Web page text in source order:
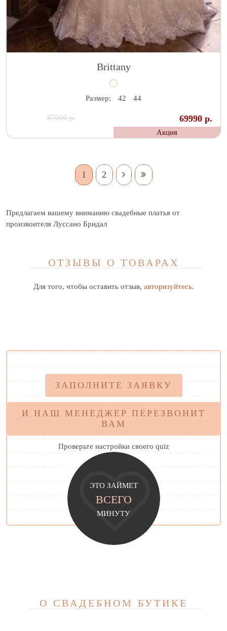
Brittany
Размер: 42 44
87000 р. 69990 р.
Акция
1 2
Предлагаем вашему вниманию свадебные платья от
произвоителя Луссано Бридал
ОТЗЫВЫ О ТОВАРАХ
Для того, чтобы оставить отзыв, авторизуйтесь.
ЗАПОЛНИТЕ ЗАЯВКУ
И НАШ МЕНЕДЖЕР ПЕРЕЗВОНИТ
ВАМ
Проверьте настройки своего quiz
ЭТО ЗАЙМЕТ
ВСЕГО
МИНУТУ
О СВАДЕБНОМ БУТИКЕ